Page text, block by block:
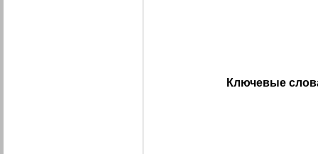
Ключевые